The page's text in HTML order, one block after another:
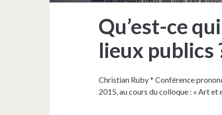
Qu’est-ce
lieux publics
Christian Ruby * Conférence
2015, au cours du colloque : « Art et